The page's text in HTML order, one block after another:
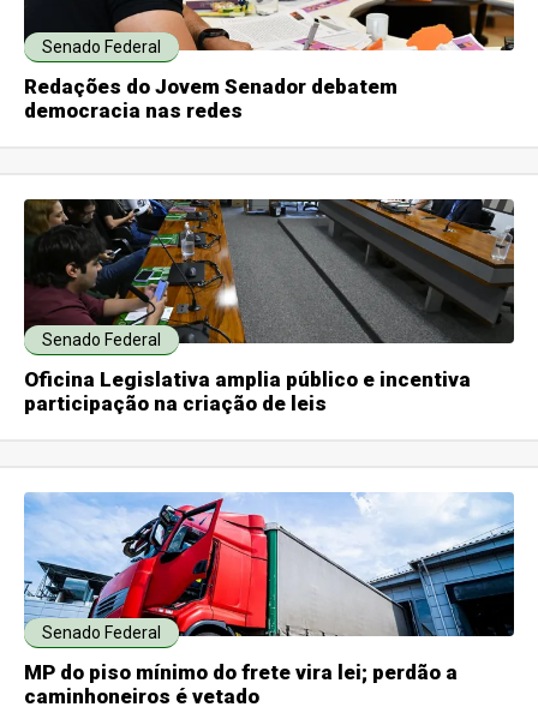
Senado Federal
Redações do Jovem Senador debatem
democracia nas redes
Senado Federal
Oficina Legislativa amplia público e incentiva
participação na criação de leis
Senado Federal
MP do piso mínimo do frete vira lei; perdão a
caminhoneiros é vetado